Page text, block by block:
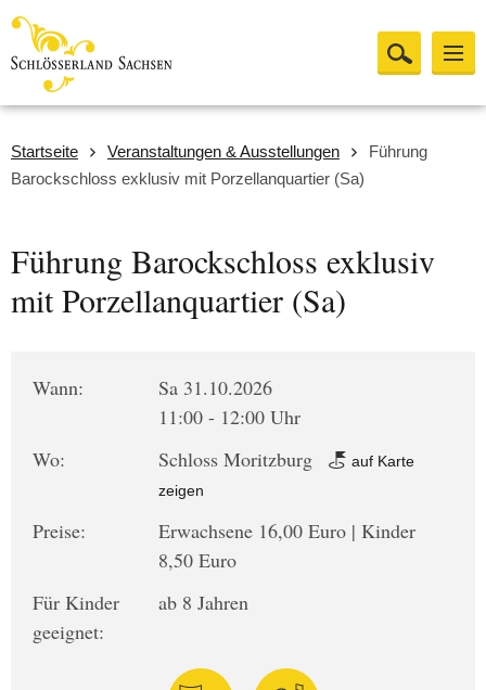
Startseite Veranstaltungen & Ausstellungen
Führung
Barockschloss exklusiv mit Porzellanquartier (Sa)
Führung Barockschloss exklusiv
mit Porzellanquartier (Sa)
Wann:
Sa 31.10.2026
11:00 - 12:00 Uhr
Wo:
Schloss Moritzburg
auf Karte
zeigen
Preise:
Erwachsene 16,00 Euro | Kinder
8,50 Euro
Für Kinder
geeignet:
ab 8 Jahren